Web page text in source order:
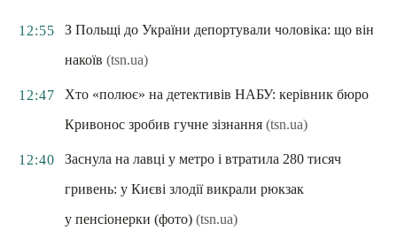
12:55
З Польщі до України депортували чоловіка: що він
накоїв (tsn.ua)
12:47
Хто «полює» на детективів НАБУ: керівник бюро
Кривонос зробив гучне зізнання (tsn.ua)
12:40
Заснула на лавці у метро і втратила 280 тисяч
гривень: у Києві злодії викрали рюкзак
у пенсіонерки (фото) (tsn.ua)